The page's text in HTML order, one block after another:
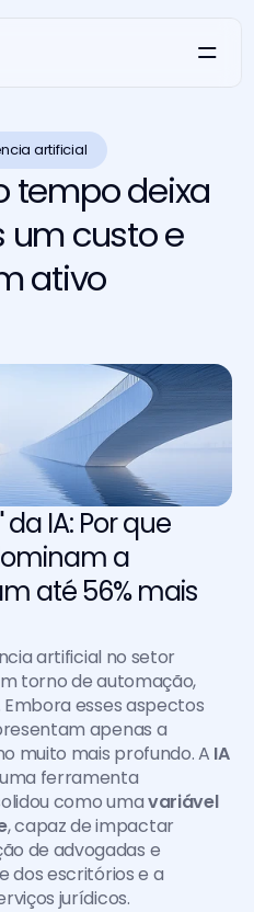
artificial
tempo deixa
um custo e
ativo
IA: Por que
a
até 56% mais
artificial no setor
torno de automação,
esses aspectos
apenas a
muito mais profundo. A IA
ferramenta
como uma variável
, capaz de impactar
de advogadas e
dos escritórios e a
jurídicos.